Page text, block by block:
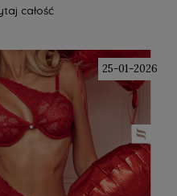
całość
25-01-2026